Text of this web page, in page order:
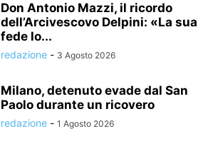
Don Antonio Mazzi, il ricordo
dell’Arcivescovo Delpini: «La sua
fede lo...
redazione - 3 Agosto 2026
Milano, detenuto evade dal San
Paolo durante un ricovero
redazione - 1 Agosto 2026